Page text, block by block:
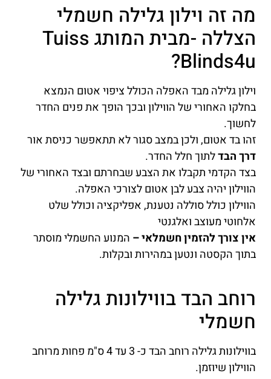
מה זה וילון גלילה חשמלי
הצללה -מבית המותג Tuiss
Blinds4u?
וילון גלילה מבד האפלה הכולל ציפוי אטום הנמצא
בחלקו האחורי של הווילון ובכך הופך את פנים החדר
לחשוך.
זהו בד אטום, ולכן במצב סגור לא תתאפשר כניסת אור
דרך הבדלתוך חלל החדר.
בצד הקדמי תקבלו את הצבע שבחרתם ובצד האחורי של
הווילון יהיה צבע לבן אטום לצורכי האפלה.
הווילון כולל סוללה נטענת, אפליקציה וכולל שלט
אלחוטי מעוצב ואלגנטי
אין צורך להזמין חשמלאי – המנוע החשמלי מוסתר
בתוך הקסטה ונטען במהירות ובקלות.
רוחב הבד בווילונות גלילה
חשמלי
בווילונות גלילה רוחב הבד כ- 3 עד 4 ס"מ פחות מרוחב
הווילון שיוזמן.